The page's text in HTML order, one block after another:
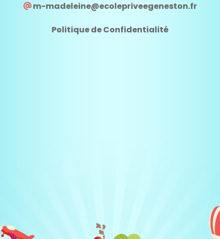
m-madeleine@ecolepriveegeneston.fr
Politique de Confidentialité